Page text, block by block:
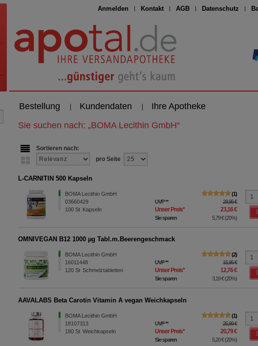
Anmelden Kontakt AGB Datenschutz
Bestellung Kundendaten Ihre Apotheke
Sie suchen nach: „BOMA Lecithin GmbH“
Sortieren nach:
pro Seite
L-CARNITIN 500 Kapseln
BOMA Lecithin GmbH
03660429
100St Kapseln
1
UVP** 28,95 €
Unser Preis* 23,16 €
Sie sparen 5,79 €(20%)
OMNIVEGAN B12 1000 µg Tabl.m.Beerengeschmack
BOMA Lecithin GmbH
16011448
120St Schmelztabletten
2
UVP** 15,95 €
Unser Preis* 12,76 €
Sie sparen 3,19 €(20%)
AAVALABS Beta Carotin Vitamin A vegan Weichkapseln
BOMA Lecithin GmbH
18107313
180St Weichkapseln
1
UVP** 25,99 €
Unser Preis* 20,79 €
Sie sparen 5,20 €(20%)